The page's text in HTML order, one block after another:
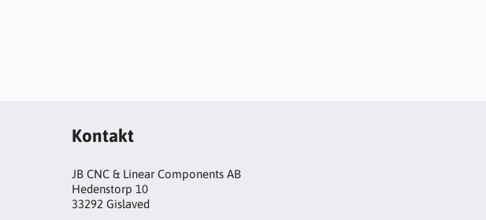
Kontakt
JB CNC & Linear Components AB
Hedenstorp 10
33292 Gislaved